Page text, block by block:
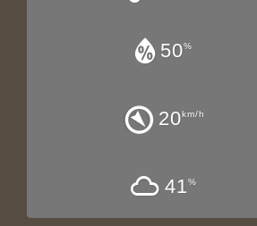
50%
20km/h
41%